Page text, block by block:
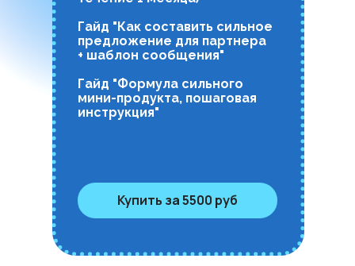
Гайд "Как составить сильное
предложение для партнера
+ шаблон сообщения"
Гайд "Формула сильного
мини-продукта, пошаговая
инструкция"
Купить за 5500 руб